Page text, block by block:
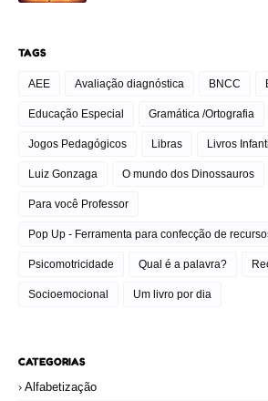
TAGS
AEE Avaliação diagnóstica BNCC
Educação Especial Gramática /Ortografia
Jogos Pedagógicos Libras Livros
Luiz Gonzaga O mundo dos Dinossauros
Para você Professor
Pop Up - Ferramenta para confecção de
Psicomotricidade Qual é a palavra?
Socioemocional Um livro por dia
CATEGORIAS
Alfabetização